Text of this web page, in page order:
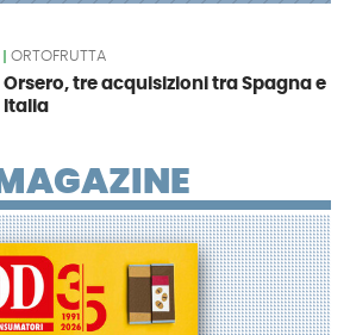
ORTOFRUTTA
Orsero, tre acquisizioni tra Spagna e
Italia
MAGAZINE